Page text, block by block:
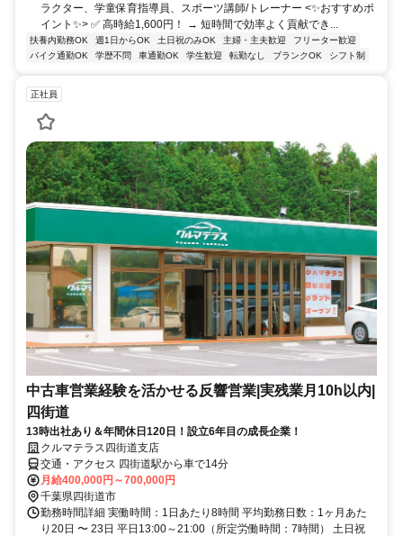
ラクター、学童保育指導員、スポーツ講師/トレーナー <✨おすすめポ
イント✨> ✅ 高時給1,600円！ → 短時間で効率よく貢献でき...
扶養内勤務OK 週1日からOK 土日祝のみOK 主婦・主夫歓迎
フリーター歓迎
バイク通勤OK
学歴不問 車通勤OK 学生歓迎 転勤なし ブランクOK シフト制
正社員
中古車営業経験を活かせる反響営業|実残業月10h以内|
四街道
13時出社あり＆年間休日120日！設立6年目の成長企業！
クルマテラス四街道支店
交通・アクセス 四街道駅から車で14分
月給400,000円～700,000円
千葉県四街道市
勤務時間詳細 実働時間：1日あたり8時間 平均勤務日数：1ヶ月あた
り20日 〜 23日 平日13:00～21:00（所定労働時間：7時間） 土日祝